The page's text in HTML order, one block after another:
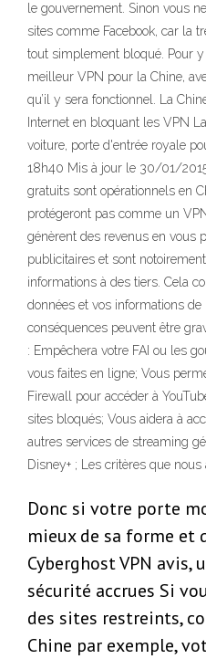
le gouvernement. Sinon vous
sites comme Facebook, car la
tout simplement bloqué. Pour
meilleur VPN pour la Chine,
qu’il y sera fonctionnel. La
Internet en bloquant les VPN
voiture, porte d'entrée royale
18h40 Mis à jour le 30/01/
gratuits sont opérationnels en
protégeront pas comme un
génèrent des revenus en vous
publicitaires et sont
informations à des tiers. Cela
données et vos informations
conséquences peuvent être
: Empêchera votre FAI ou les
vous faites en ligne; Vous
Firewall pour accéder à
sites bloqués; Vous aidera à
autres services de streaming
Disney+ ; Les critères que
Donc si votre porte
mieux de sa forme et
Cyberghost VPN avis,
sécurité accrues Si
des sites restreints,
Chine par exemple,